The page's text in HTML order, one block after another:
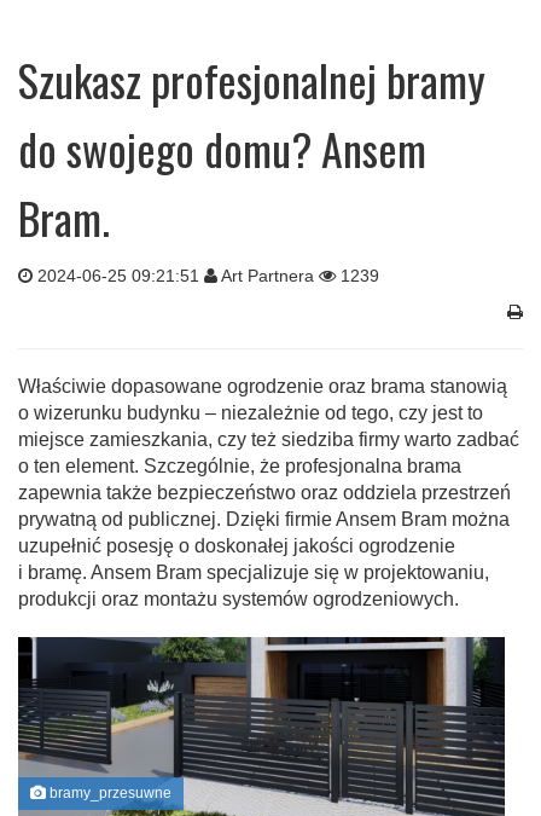
Szukasz profesjonalnej bramy
do swojego domu? Ansem
Bram.
2024-06-25 09:21:51 Art Partnera 1239
Właściwie dopasowane ogrodzenie oraz brama stanowią
o wizerunku budynku – niezależnie od tego, czy jest to
miejsce zamieszkania, czy też siedziba firmy warto zadbać
o ten element. Szczególnie, że profesjonalna brama
zapewnia także bezpieczeństwo oraz oddziela przestrzeń
prywatną od publicznej. Dzięki firmie Ansem Bram można
uzupełnić posesję o doskonałej jakości ogrodzenie
i bramę. Ansem Bram specjalizuje się w projektowaniu,
produkcji oraz montażu systemów ogrodzeniowych.
bramy_przesuwne